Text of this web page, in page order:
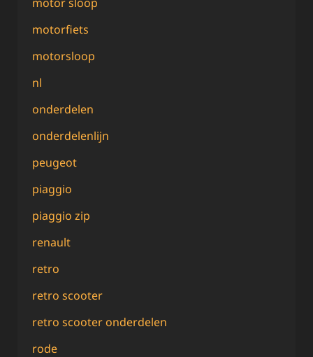
motorfiets
motorsloop
nl
onderdelen
onderdelenlijn
peugeot
piaggio
piaggio zip
renault
retro
retro scooter
retro scooter onderdelen
rode